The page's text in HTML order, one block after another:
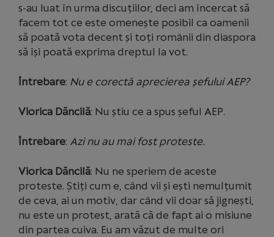
s-au luat în urma discuțiilor, deci am încercat să
facem tot ce este omenește posibil ca oamenii
să poată vota decent și toți românii din diaspora
să își poată exprima dreptul la vot.
Întrebare: Nu e corectă aprecierea șefului AEP?
Viorica Dăncilă: Nu știu ce a spus șeful AEP.
Întrebare: Azi nu au mai fost proteste.
Viorica Dăncilă: Nu ne speriem de aceste
proteste. Știți cum e, când vii și ești nemulțumit
de ceva, ai un motiv, dar când vii doar să jignești,
nu este un protest, arată că de fapt ai o misiune
din partea cuiva. Eu am văzut de multe ori